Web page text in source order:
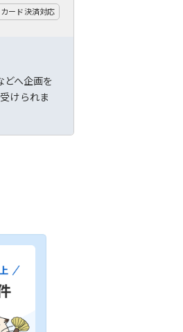
カード決済対応
へ企画を
けられま